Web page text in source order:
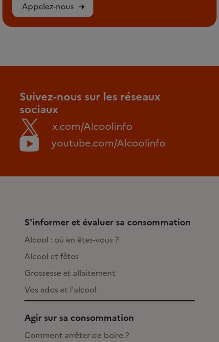
Appelez-nous
Suivez-nous sur les réseaux
sociaux
x.com/Alcoolinfo
youtube.com/Alcoolinfo
S'informer et évaluer sa consommation
Alcool : où en êtes-vous ?
Alcool et fêtes
Grossesse et allaitement
Vos ados et l'alcool
Agir sur sa consommation
Comment arrêter de boire ?